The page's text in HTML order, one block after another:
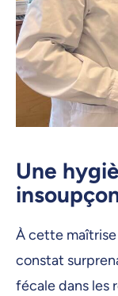
Une
À cette
constat
fécale dans les